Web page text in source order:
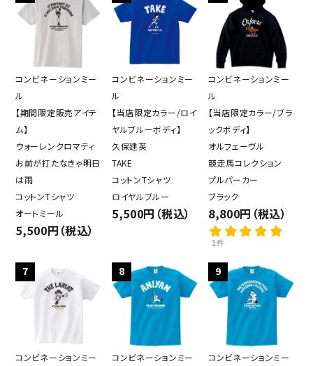
コンビネーションミー
ル
【期間限定販売アイテ
ム】
ウォーレンクロマティ
お前が打たなきゃ明日
は雨
コットンTシャツ
オートミール
5,500円（税込）
コンビネーションミー
ル
【当店限定カラー/ロイ
ヤルブルーボディ】
久保建英
TAKE
コットンTシャツ
ロイヤルブルー
5,500円（税込）
コンビネーションミー
ル
【当店限定カラー/ブラ
ックボディ】
オルフェーヴル
競走馬コレクション
プルパーカー
ブラック
8,800円（税込）
1件
7
コンビネーションミー
8
コンビネーションミー
9
コンビネーションミー